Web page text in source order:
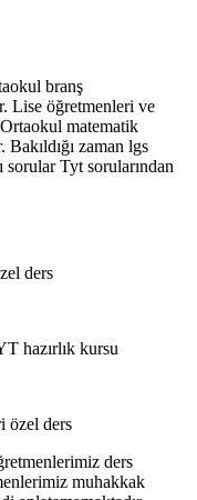
branş
Lise öğretmenleri ve
matematik
zaman lgs
sorular Tyt sorularından
ders
hazırlık kursu
özel ders
ders
muhakkak